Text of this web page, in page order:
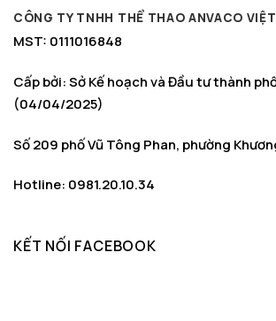
CÔNG TY TNHH THỂ THAO ANVACO
MST: 0111016848
Cấp bởi: Sở Kế hoạch và Đầu tư thành
(04/04/2025)
Số 209 phố Vũ Tông Phan, phường
Hotline: 0981.20.10.34
KẾT NỐI FACEBOOK